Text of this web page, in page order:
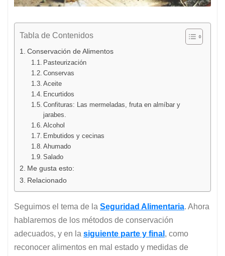
Tabla de Contenidos
Conservación de Alimentos
Pasteurización
Conservas
Aceite
Encurtidos
Confituras: Las mermeladas, fruta en almíbar y
jarabes.
Alcohol
Embutidos y cecinas
Ahumado
Salado
Me gusta esto:
Relacionado
Seguimos el tema de la Seguridad Alimentaria. Ahora
hablaremos de los métodos de conservación
adecuados, y en la siguiente parte y final , como
reconocer alimentos en mal estado y medidas de